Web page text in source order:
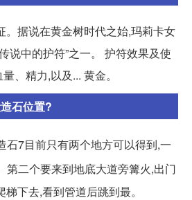
。据说在黄金树时代之始,玛莉卡女
说中的护符”之一。 护符效果及使
、精力,以及... 黄金。
石位置?
石7目前只有两个地方可以得到,一
第二个要来到地底大道旁篝火,出门
下去,看到管道后跳到最。